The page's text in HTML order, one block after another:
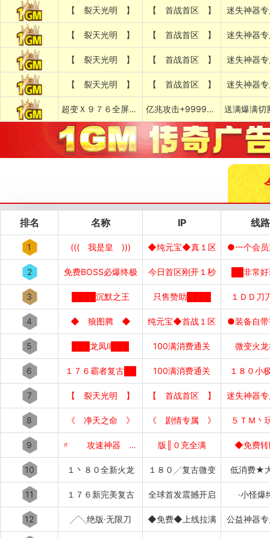
【 裂天光明 】 【 首战首区 】 迷失神器
【 裂天光明 】 【 首战首区 】 迷失神器
【 裂天光明 】 【 首战首区 】 迷失神器
【 裂天光明 】 【 首战首区 】 迷失神器
超变Ｘ９７６全屏乱炸神技 亿兆攻击+999999%吸血专属
排名 名称 IP 线路
1 ((( 我是皇 ))) ◆纯元宝◆真１区 ●一个会
2 免费BOSS必爆终极 今日首区刚开１秒 ██非常
3 ████沉默之王 只售赞助████ １ＤＤ刀
4 ◆ 狼图腾 ◆ 纯元宝◆首战１区 ●装备自
5 ███龙凤Ⅱ███ 100满消费通关 微变火
6 １７６霸者复古██ 100满消费通关 １８０小
7 【 裂天光明 】 【 首战首区 】 迷失神器
8 《 净天之命 》 《 剧情专属 》 ５ＴＭ丶
9 〃 攻速神器 〃 版║０充全满 ◆免费
10 １丶８０全新火龙 １８０╱复古微变 低消费★
11 １７６新完美复古 全球首发震撼开启 ·小怪爆
12 ╱╲绝版·无限刀 ◆免费◆上线拉满 公益神器